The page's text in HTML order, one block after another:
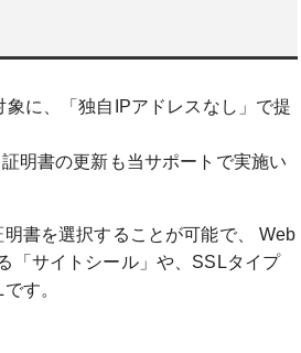
に、「独自IPアドレスなし」で提
明書の更新も当サポートで実施い
書を選択することが可能で、 Web
「サイトシール」や、SSLタイプ
す。